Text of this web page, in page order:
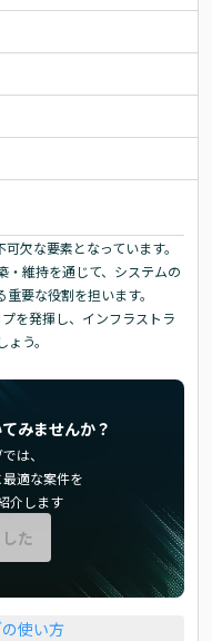
欠な要素となっています。
・維持を通じて、システムの
要な役割を担います。
を発揮し、インフラストラ
う。
みませんか？
は、
適な案件を
介します
た
使い方